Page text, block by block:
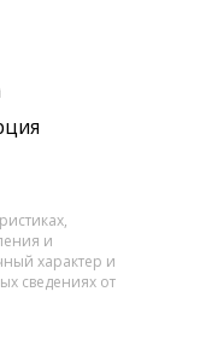
и
характер и
сведениях от